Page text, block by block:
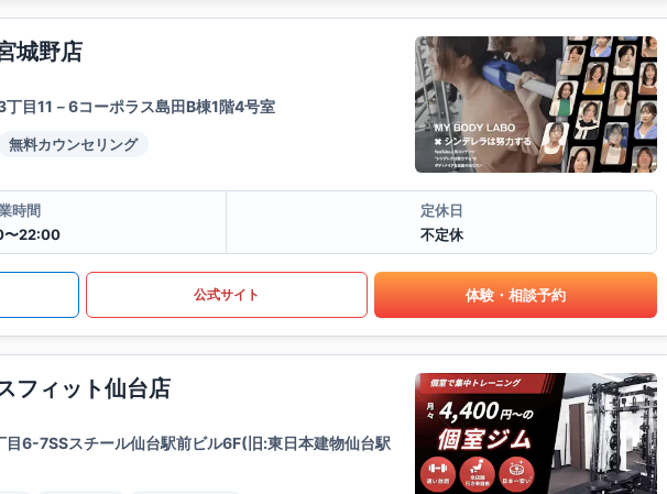
城野店
目11－6コーポラス島田B棟1階4号室
無料カウンセリング
時間
〜22:00
定休日
不定休
公式サイト 体験・相談予約
フィット仙台店
目6-7SSスチール仙台駅前ビル6F(旧:東日本建物仙台駅